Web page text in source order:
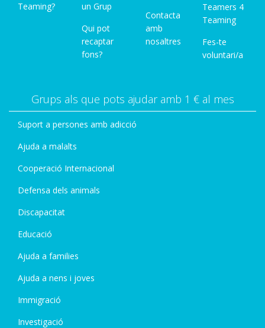
Teaming?
un Grup
Qui pot
recaptar
fons?
Contacta
amb
nosaltres
Teamers 4
Teaming
Fes-te
voluntari/a
Grups als que pots ajudar amb 1 € al mes
Suport a persones amb adicció
Ajuda a malalts
Cooperació Internacional
Defensa dels animals
Discapacitat
Educació
Ajuda a families
Ajuda a nens i joves
Immigració
Investigació